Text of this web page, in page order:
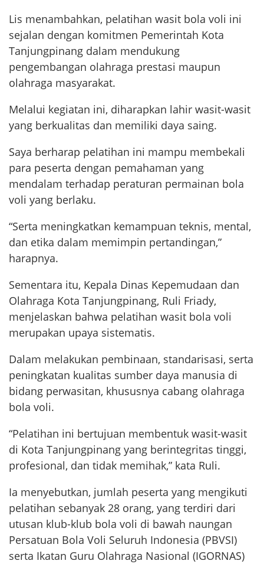
Lis menambahkan, pelatihan wasit bola voli ini
sejalan dengan komitmen Pemerintah Kota
Tanjungpinang dalam mendukung
pengembangan olahraga prestasi maupun
olahraga masyarakat.
Melalui kegiatan ini, diharapkan lahir wasit-wasit
yang berkualitas dan memiliki daya saing.
Saya berharap pelatihan ini mampu membekali
para peserta dengan pemahaman yang
mendalam terhadap peraturan permainan bola
voli yang berlaku.
“Serta meningkatkan kemampuan teknis, mental,
dan etika dalam memimpin pertandingan,”
harapnya.
Sementara itu, Kepala Dinas Kepemudaan dan
Olahraga Kota Tanjungpinang, Ruli Friady,
menjelaskan bahwa pelatihan wasit bola voli
merupakan upaya sistematis.
Dalam melakukan pembinaan, standarisasi, serta
peningkatan kualitas sumber daya manusia di
bidang perwasitan, khususnya cabang olahraga
bola voli.
“Pelatihan ini bertujuan membentuk wasit-wasit
di Kota Tanjungpinang yang berintegritas tinggi,
profesional, dan tidak memihak,” kata Ruli.
Ia menyebutkan, jumlah peserta yang mengikuti
pelatihan sebanyak 28 orang, yang terdiri dari
utusan klub-klub bola voli di bawah naungan
Persatuan Bola Voli Seluruh Indonesia (PBVSI)
serta Ikatan Guru Olahraga Nasional (IGORNAS)